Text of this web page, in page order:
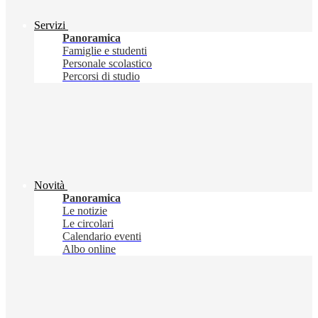
Servizi
Panoramica
Famiglie e studenti
Personale scolastico
Percorsi di studio
Novità
Panoramica
Le notizie
Le circolari
Calendario eventi
Albo online